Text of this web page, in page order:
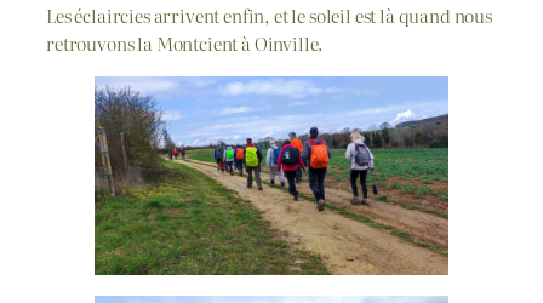
Les éclaircies arrivent enfin, et le soleil est là quand nous
retrouvons la Montcient à Oinville.